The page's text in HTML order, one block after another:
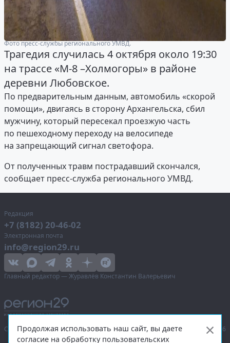
Фото пресс-службы регионального УМВД.
Трагедия случилась 4 октября около 19:30
на трассе «М-8 –Холмогоры» в районе
деревни Любовское.
По предварительным данным, автомобиль «скорой
помощи», двигаясь в сторону Архангельска, сбил
мужчину, который пересекал проезжую часть
по пешеходному переходу на велосипеде
на запрещающий сигнал светофора.
От полученных травм пострадавший скончался,
сообщает пресс-служба регионального УМВД.
Редакция
+7 (8182) 20-46-02
Электронная почта
info@region29.ru
Главный редактор — Журавлёв Константин Валерьевич
Сетевое издание «Информационное агентство Регион 29»,
© 2016–2026
Продолжая использовать наш сайт, вы даете
согласие на обработку пользовательских